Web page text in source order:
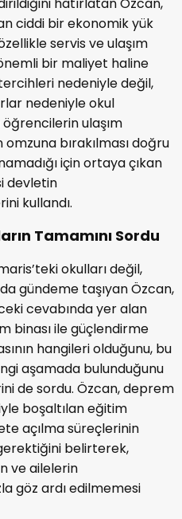
hatırlatan Özcan,
ciddi bir ekonomik yük
servis ve ulaşım
bir maliyet haline
nedeniyle değil,
nedeniyle okul
ulaşım
bırakılması doğru
için ortaya çıkan
devletin
kullandı.
Tamamını Sordu
okulları değil,
gündeme taşıyan Özcan,
cevabında yer alan
binası ile güçlendirme
hangileri olduğunu, bu
aşamada bulunduğunu
de sordu. Özcan, deprem
boşaltılan eğitim
açılma süreçlerinin
belirterek,
ve ailelerin
göz ardı edilmemesi